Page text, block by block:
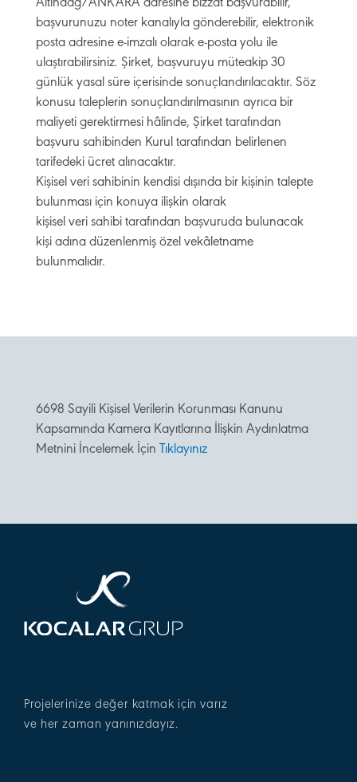
Altındağ/ANKARA adresine bizzat başvurabilir,
başvurunuzu noter kanalıyla gönderebilir, elektronik
posta adresine e-imzalı olarak e-posta yolu ile
ulaştırabilirsiniz. Şirket, başvuruyu müteakip 30
günlük yasal süre içerisinde sonuçlandırılacaktır. Söz
konusu taleplerin sonuçlandırılmasının ayrıca bir
maliyeti gerektirmesi hâlinde, Şirket tarafından
başvuru sahibinden Kurul tarafından belirlenen
tarifedeki ücret alınacaktır.
Kişisel veri sahibinin kendisi dışında bir kişinin talepte
bulunması için konuya ilişkin olarak
kişisel veri sahibi tarafından başvuruda bulunacak
kişi adına düzenlenmiş özel vekâletname
bulunmalıdır.
6698 Sayili Kişisel Verilerin Korunması Kanunu
Kapsamında Kamera Kayıtlarına İlişkin Aydınlatma
Metnini İncelemek İçin Tıklayınız
Projelerinize değer katmak için varız
ve her zaman yanınızdayız.